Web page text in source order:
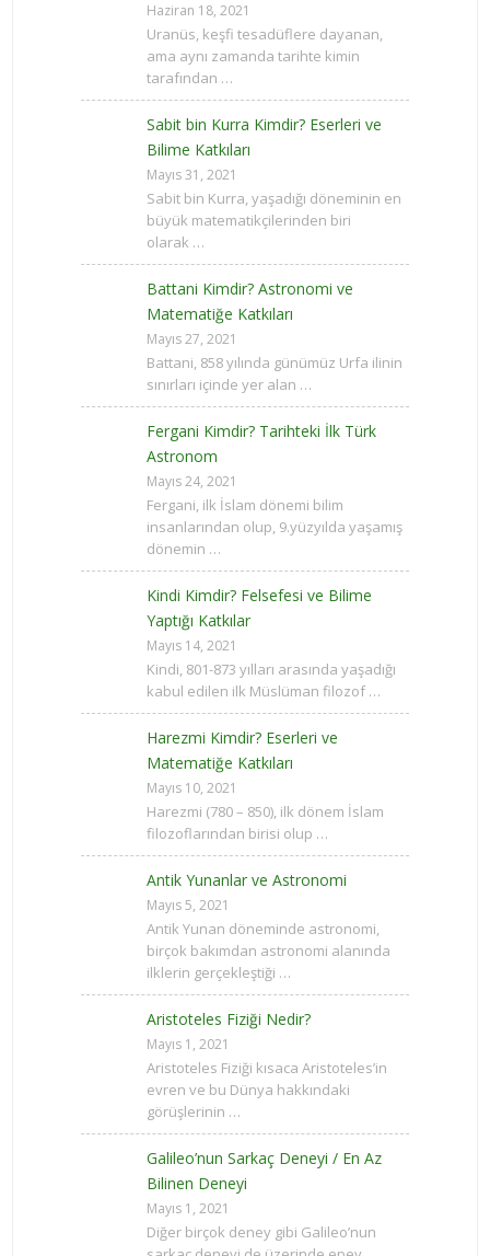
Haziran 18, 2021
Uranüs, keşfi tesadüflere dayanan,
ama aynı zamanda tarihte kimin
tarafından …
Sabit bin Kurra Kimdir? Eserleri ve
Bilime Katkıları
Mayıs 31, 2021
Sabit bin Kurra, yaşadığı döneminin en
büyük matematikçilerinden biri
olarak …
Battani Kimdir? Astronomi ve
Matematiğe Katkıları
Mayıs 27, 2021
Battani, 858 yılında günümüz Urfa ilinin
sınırları içinde yer alan …
Fergani Kimdir? Tarihteki İlk Türk
Astronom
Mayıs 24, 2021
Fergani, ilk İslam dönemi bilim
insanlarından olup, 9.yüzyılda yaşamış
dönemin …
Kindi Kimdir? Felsefesi ve Bilime
Yaptığı Katkılar
Mayıs 14, 2021
Kindi, 801-873 yılları arasında yaşadığı
kabul edilen ilk Müslüman filozof …
Harezmi Kimdir? Eserleri ve
Matematiğe Katkıları
Mayıs 10, 2021
Harezmi (780 – 850), ilk dönem İslam
filozoflarından birisi olup …
Antik Yunanlar ve Astronomi
Mayıs 5, 2021
Antik Yunan döneminde astronomi,
birçok bakımdan astronomi alanında
ilklerin gerçekleştiği …
Aristoteles Fiziği Nedir?
Mayıs 1, 2021
Aristoteles Fiziği kısaca Aristoteles’in
evren ve bu Dünya hakkındaki
görüşlerinin …
Galileo’nun Sarkaç Deneyi / En Az
Bilinen Deneyi
Mayıs 1, 2021
Diğer birçok deney gibi Galileo’nun